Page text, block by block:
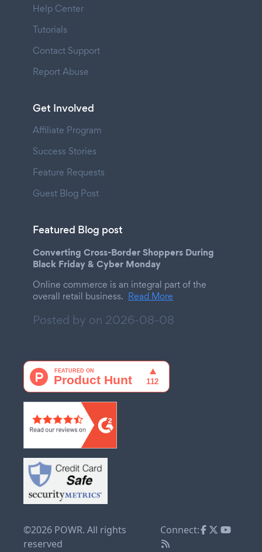
Help Center
Tutorials
Contact Support
Report Abuse
Get Involved
Affiliate Program
Success Stories
Feature Requests
Guest Blog Post
Featured Blog post
Converting Cross-Border Shoppers During
Black Friday & Cyber Monday
Online commerce is an integral part of the
overall retail business. Read More
Posted by on 2026-08-08
©2026 POWR. All rights
reserved
Connect: